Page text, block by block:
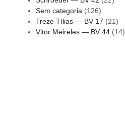
Sem categoria (126)
Treze Tílias — BV 17 (21)
Vitor Meireles — BV 44(14)